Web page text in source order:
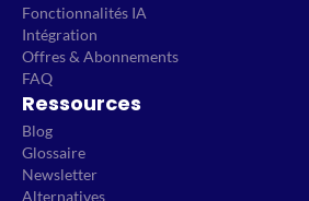
Fonctionnalités IA
Intégration
Offres & Abonnements
FAQ
Ressources
Blog
Glossaire
Newsletter
Alternatives